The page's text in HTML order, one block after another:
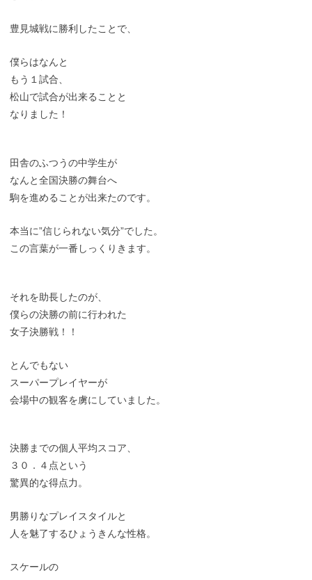
豊見城戦に勝利したことで、
僕らはなんと
もう１試合、
松山で試合が出来ることと
なりました！
田舎のふつうの中学生が
なんと全国決勝の舞台へ
駒を進めることが出来たのです。
本当に”信じられない気分”でした。
この言葉が一番しっくりきます。
それを助長したのが、
僕らの決勝の前に行われた
女子決勝戦！！
とんでもない
スーパープレイヤーが
会場中の観客を虜にしていました。
決勝までの個人平均スコア、
３０．４点という
驚異的な得点力。
男勝りなプレイスタイルと
人を魅了するひょうきんな性格。
スケールの